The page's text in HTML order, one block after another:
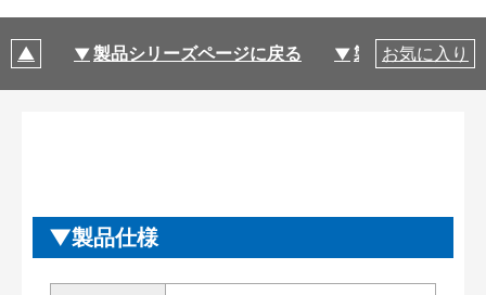
製品シリーズページに戻る 製品仕様
お気に入り
製品仕様